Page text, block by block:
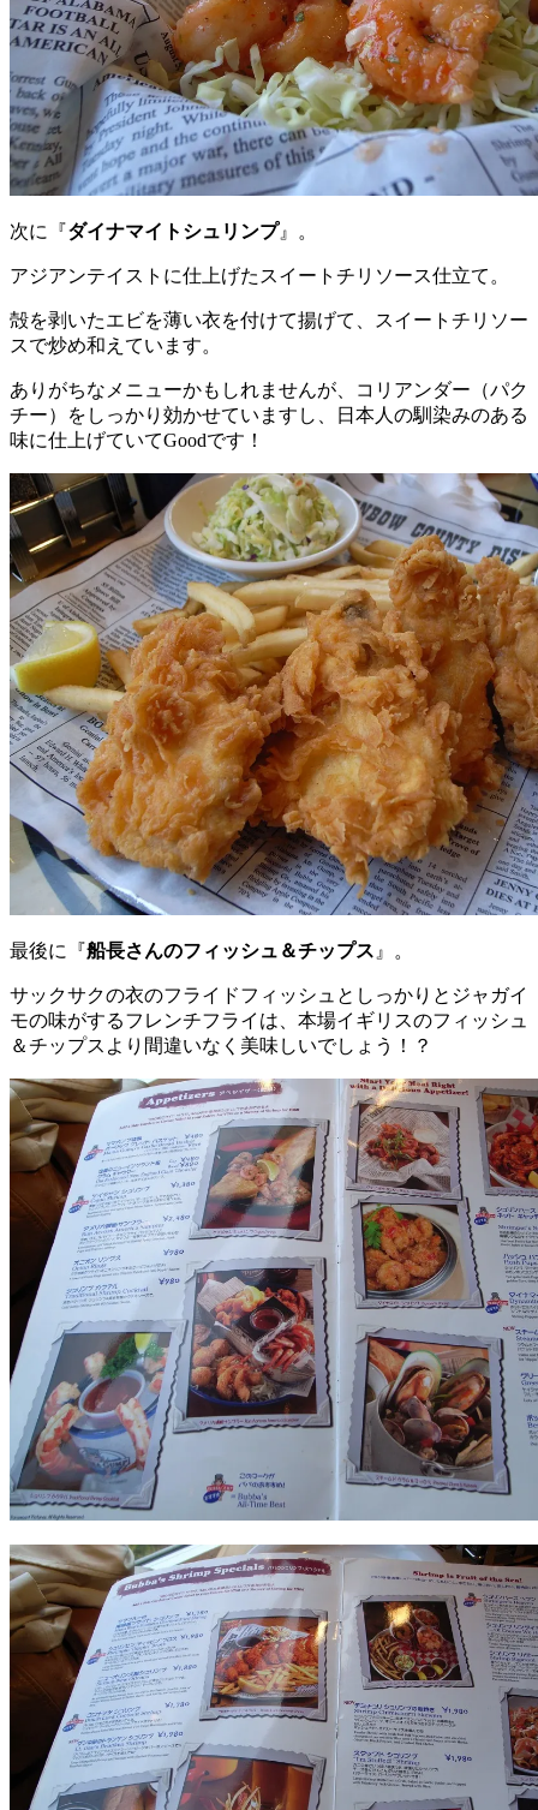
次に『ダイナマイトシュリンプ』。
アジアンテイストに仕上げたスイートチリソース仕立て。
殻を剥いたエビを薄い衣を付けて揚げて、スイートチリソー
スで炒め和えています。
ありがちなメニューかもしれませんが、コリアンダー（パク
チー）をしっかり効かせていますし、日本人の馴染みのある
味に仕上げていてGoodです！
最後に『船長さんのフィッシュ＆チップス』。
サックサクの衣のフライドフィッシュとしっかりとジャガイ
モの味がするフレンチフライは、本場イギリスのフィッシュ
＆チップスより間違いなく美味しいでしょう！？